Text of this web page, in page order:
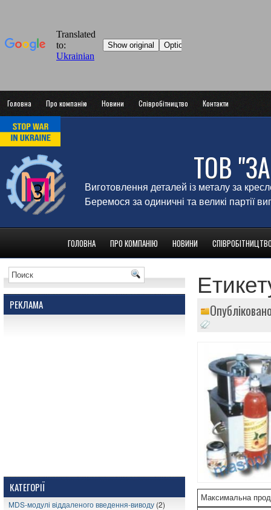
Головна Про компанію Новини Співробітництво Контакти
ТОВ
Виготовлення деталей із металу за
Беремося за одиничні та великі партії
ГОЛОВНА ПРО КОМПАНІЮ НОВИНИ
РЕКЛАМА
КАТЕГОРІЇ
MDS-модулі віддаленого введення-виводу (2)
Максимальна